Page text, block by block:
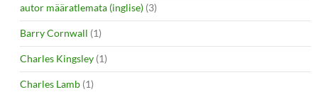
autor määratlemata (inglise) (3)
Barry Cornwall (1)
Charles Kingsley (1)
Charles Lamb (1)